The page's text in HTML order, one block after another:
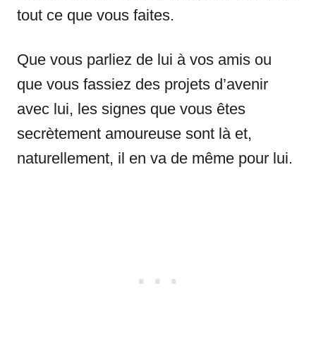
tout ce que vous faites.
Que vous parliez de lui à vos amis ou
que vous fassiez des projets d’avenir
avec lui, les signes que vous êtes
secrètement amoureuse sont là et,
naturellement, il en va de même pour lui.